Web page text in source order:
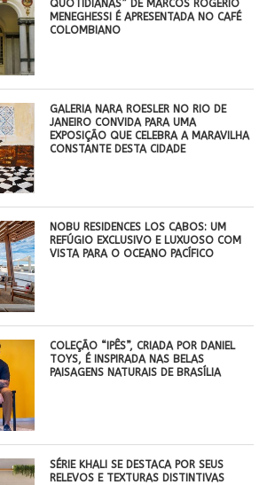
QUOTIDIANAS” DE MARCOS ROGÉRIO
MENEGHESSI É APRESENTADA NO CAFÉ
COLOMBIANO
GALERIA NARA ROESLER NO RIO DE
JANEIRO CONVIDA PARA UMA
EXPOSIÇÃO QUE CELEBRA A MARAVILHA
CONSTANTE DESTA CIDADE
NOBU RESIDENCES LOS CABOS: UM
REFÚGIO EXCLUSIVO E LUXUOSO COM
VISTA PARA O OCEANO PACÍFICO
COLEÇÃO “IPÊS”, CRIADA POR DANIEL
TOYS, É INSPIRADA NAS BELAS
PAISAGENS NATURAIS DE BRASÍLIA
SÉRIE KHALI SE DESTACA POR SEUS
RELEVOS E TEXTURAS DISTINTIVAS